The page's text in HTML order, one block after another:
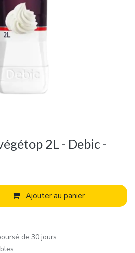
2L - Debic -
Ajouter au panier
de 30 jours